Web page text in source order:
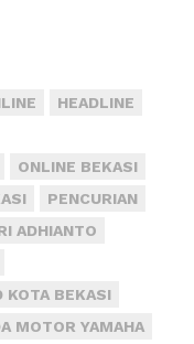
HEADLINE
ONLINE BEKASI
PENCURIAN
ADHIANTO
KOTA BEKASI
MOTOR YAMAHA